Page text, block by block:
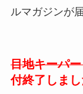
ルマガジンが
目地キーパ
付終了しま